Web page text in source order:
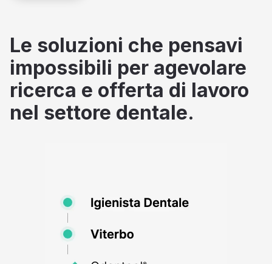
Le soluzioni che pensavi
impossibili per agevolare
ricerca e offerta di lavoro
nel settore dentale.